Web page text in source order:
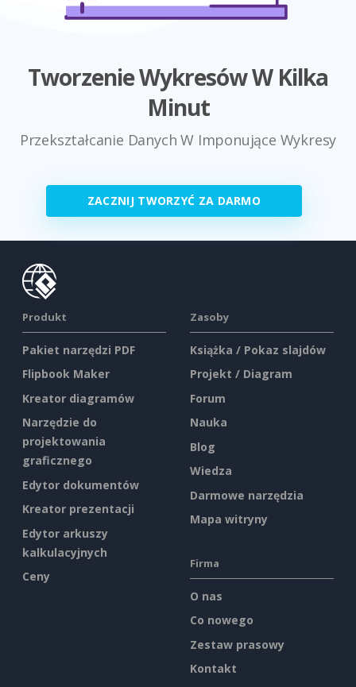
Tworzenie Wykresów W Kilka
Minut
Przekształcanie Danych W Imponujące Wykresy
ZACZNIJ TWORZYĆ ZA DARMO
Produkt
Pakiet narzędzi PDF
Flipbook Maker
Kreator diagramów
Narzędzie do
projektowania
graficznego
Edytor dokumentów
Kreator prezentacji
Edytor arkuszy
kalkulacyjnych
Ceny
Zasoby
Książka / Pokaz slajdów
Projekt / Diagram
Forum
Nauka
Blog
Wiedza
Darmowe narzędzia
Mapa witryny
Firma
O nas
Co nowego
Zestaw prasowy
Kontakt